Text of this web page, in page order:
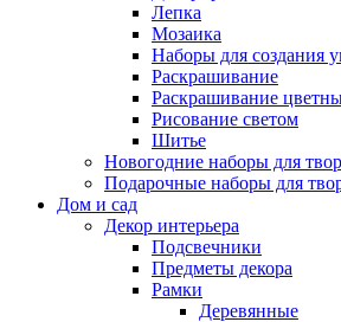
Лепка
Мозаика
Наборы для создания
Раскрашивание
Раскрашивание
Рисование светом
Шитье
Новогодние наборы для
Подарочные наборы для
Дом и сад
Декор интерьера
Подсвечники
Предметы декора
Рамки
Деревянные